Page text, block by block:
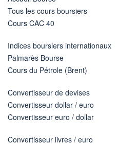
Tous les cours boursiers
Cours CAC 40
Indices boursiers internationaux
Palmarès Bourse
Cours du Pétrole (Brent)
Convertisseur de devises
Convertisseur dollar / euro
Convertisseur euro / dollar
Convertisseur livres / euro